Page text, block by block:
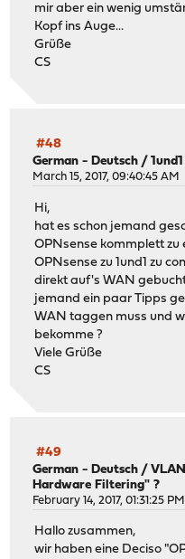
mir aber ein wenig
Kopf ins Auge...
Grüße
CS
#48
German - Deutsch /
March 15, 2017, 09:40:45 AM
Hi,
hat es schon jemand
OPNsense kommplett zu
OPNsense zu 1und1 zu
direkt auf's WAN
jemand ein paar Tipps
WAN taggen muss und
bekomme ?
Viele Grüße
CS
#49
German - Deutsch /
Hardware Filtering" ?
February 14, 2017, 01:31:25 PM
Hallo zusammen,
wir haben eine Deciso